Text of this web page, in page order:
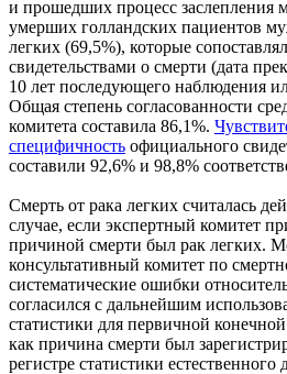
и прошедших процесс заслепления
умерших голландских пациентов
легких (69,5%), которые
свидетельствами о смерти (дата
10 лет последующего наблюдения
Общая степень согласованности
комитета составила 86,1%.
специфичность официального
составили 92,6% и 98,8%
Смерть от рака легких считалась
случае, если экспертный комитет
причиной смерти был рак легких.
консультативный комитет по
систематические ошибки
согласился с дальнейшим
статистики для первичной
как причина смерти был
регистре статистики